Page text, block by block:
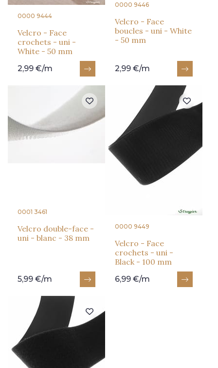
0000 9444
Velcro - Face
crochets - uni -
White - 50 mm
2,99 €/m
0000 9446
Velcro - Face
boucles - uni - White
- 50 mm
2,99 €/m
0001 3461
Velcro double-face -
uni - blanc - 38 mm
5,99 €/m
0000 9449
Velcro - Face
crochets - uni -
Black - 100 mm
6,99 €/m